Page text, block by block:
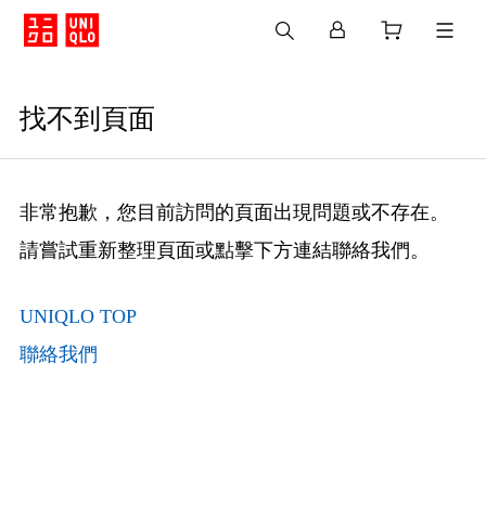
找不到頁面
非常抱歉，您目前訪問的頁面出現問題或不存在。
請嘗試重新整理頁面或點擊下方連結聯絡我們。
UNIQLO TOP
聯絡我們